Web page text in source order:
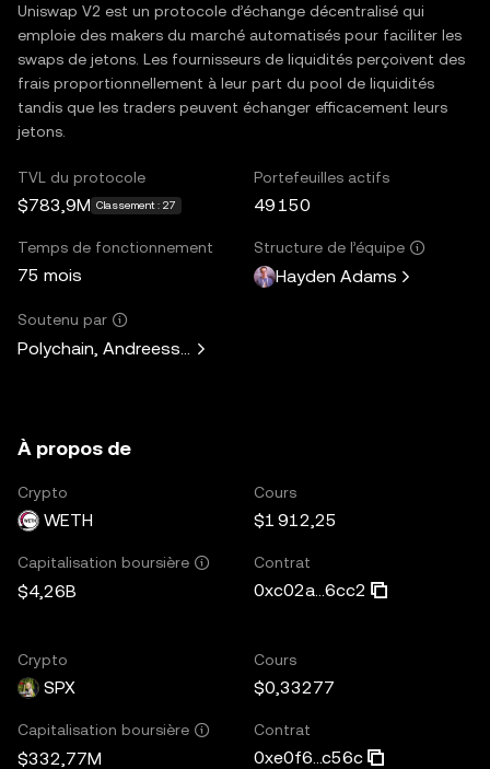
Uniswap V2 est un protocole d’échange décentralisé qui
emploie des makers du marché automatisés pour faciliter les
swaps de jetons. Les fournisseurs de liquidités perçoivent des
frais proportionnellement à leur part du pool de liquidités
tandis que les traders peuvent échanger efficacement leurs
jetons.
TVL du protocole
$783,9M Classement : 27
Portefeuilles actifs
49 150
Temps de fonctionnement
75 mois
Structure de l’équipe
Hayden Adams
Soutenu par
Polychain, Andreessen Horowitz, Paradigm, Variant Fund,
À propos de
Crypto
WETH
Cours
$1 912,25
Capitalisation boursière
$4,26B
Contrat
0xc02a...6cc2
Crypto
SPX
Cours
$0,33277
Capitalisation boursière
$332,77M
Contrat
0xe0f6...c56c